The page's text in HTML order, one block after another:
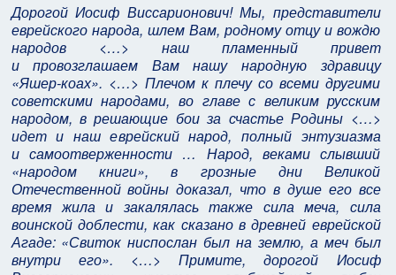
Дорогой Иосиф Виссарионович! Мы, представители
еврейского народа, шлем Вам, родному отцу и вождю
народов <…> наш пламенный привет
и провозглашаем Вам нашу народную здравицу
«Яшер‑коах». <…> Плечом к плечу со всеми другими
советскими народами, во главе с великим русским
народом, в решающие бои за счастье Родины <…>
идет и наш еврейский народ, полный энтузиазма
и самоотверженности … Народ, веками слывший
«народом книги», в грозные дни Великой
Отечественной войны доказал, что в душе его все
время жила и закалялась также сила меча, сила
воинской доблести, как сказано в древней еврейской
Агаде: «Свиток ниспослан был на землю, а меч был
внутри его». <…> Примите, дорогой Иосиф